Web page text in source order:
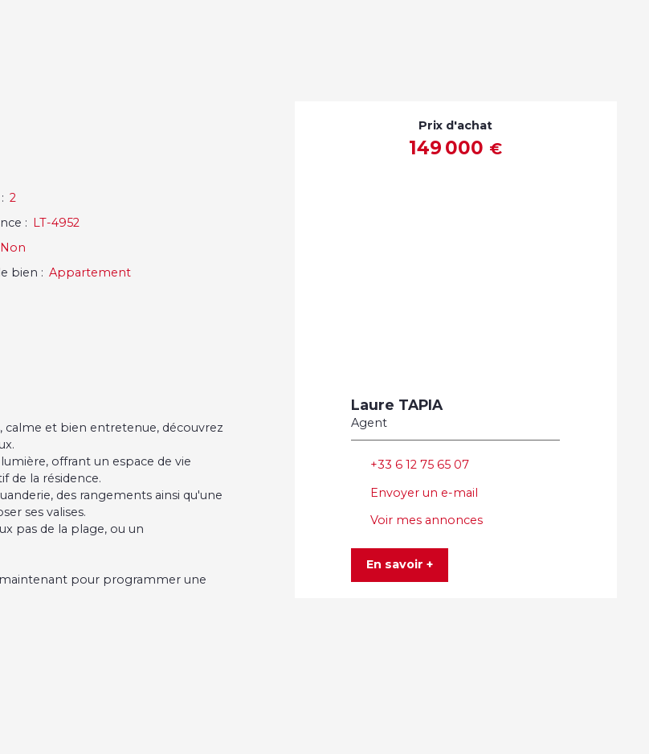
: 2
: LT-4952
Non
bien : Appartement
et bien entretenue, découvrez
offrant un espace de vie
de la résidence.
des rangements ainsi qu'une
ses valises.
pas de la plage, ou un
maintenant pour programmer une
Prix d'achat
149 000 €
Laure TAPIA
Agent
+33 6 12 75 65 07
Envoyer un e-mail
Voir mes annonces
En savoir +